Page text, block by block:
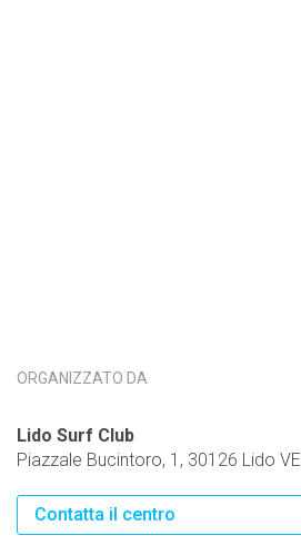
ORGANIZZATO DA
Lido Surf Club
Piazzale Bucintoro, 1, 30126 Lido VE
Contatta il centro